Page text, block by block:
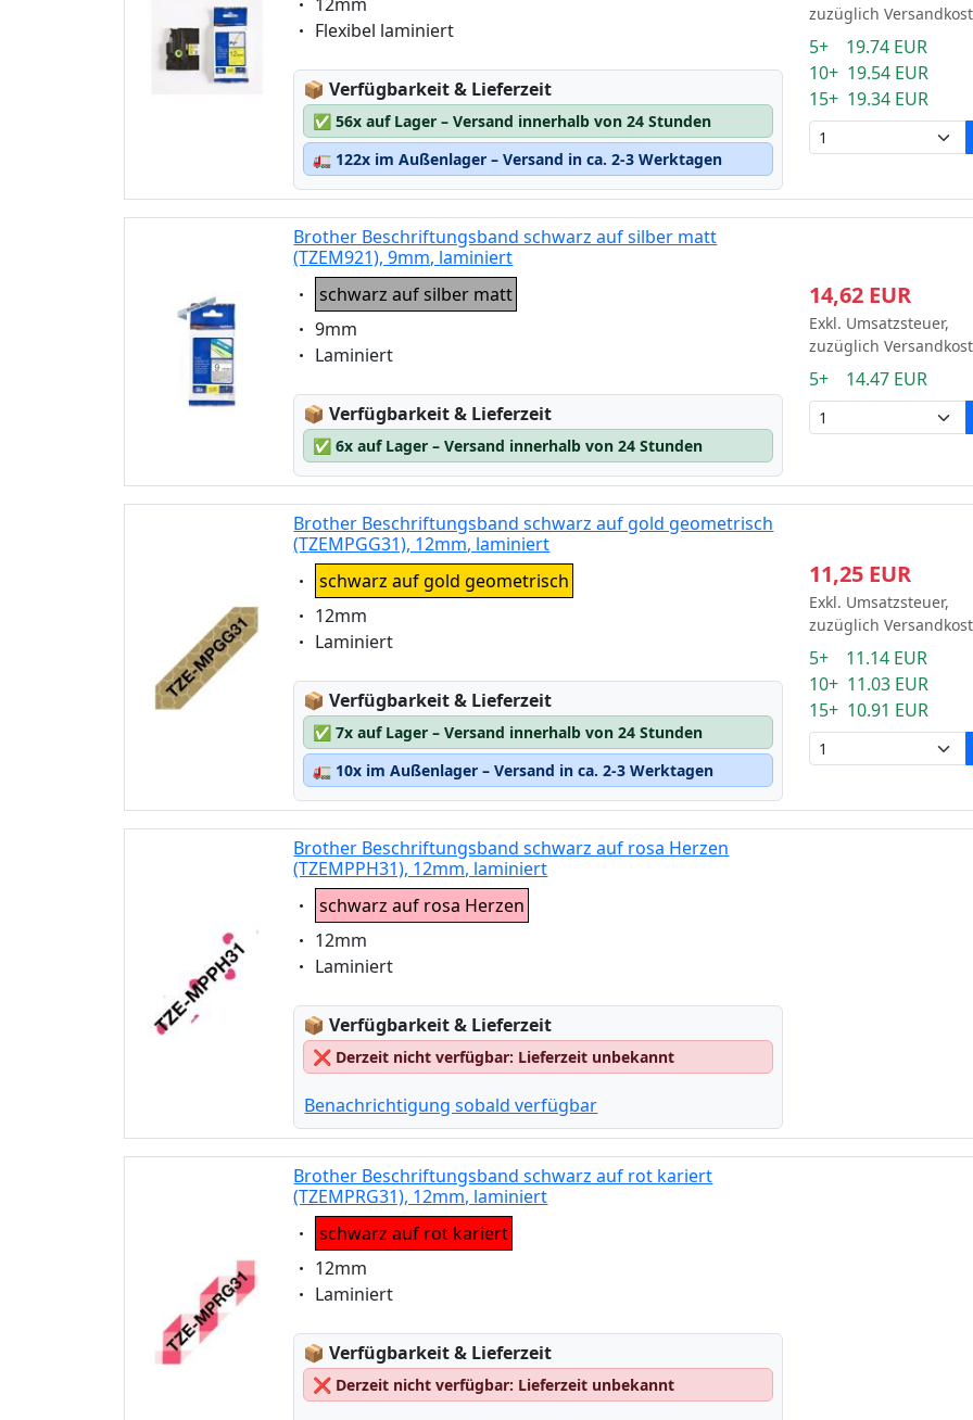
Eigenschaft:
Flexibel laminiert
📦Lagerstatus:
Verfügbarkeit & Lieferzeit
✅ 56x auf Lager – Versand innerhalb von 24 Stunden
🚛 122x im Außenlager – Versand in ca. 2-3 Werktagen
zuzüglich
5+ 19.74 EUR
10+ 19.54 EUR
15+ 19.34 EUR
Brother Beschriftungsband schwarz auf silber matt
(TZEM921), 9mm, laminiert
Eigenschaft:
schwarz auf silber matt
Eigenschaft:
9mm
Eigenschaft:
Laminiert
📦Lagerstatus:
Verfügbarkeit & Lieferzeit
✅ 6x auf Lager – Versand innerhalb von 24 Stunden
14,62 EUR
Exkl. Umsatzsteuer,
zuzüglich
5+ 14.47 EUR
Brother Beschriftungsband schwarz auf gold geometrisch
(TZEMPGG31), 12mm, laminiert
Eigenschaft:
schwarz auf gold geometrisch
Eigenschaft:
12mm
Eigenschaft:
Laminiert
📦Lagerstatus:
Verfügbarkeit & Lieferzeit
✅ 7x auf Lager – Versand innerhalb von 24 Stunden
🚛 10x im Außenlager – Versand in ca. 2-3 Werktagen
11,25 EUR
Exkl. Umsatzsteuer,
zuzüglich
5+ 11.14 EUR
10+ 11.03 EUR
15+ 10.91 EUR
Brother Beschriftungsband schwarz auf rosa Herzen
(TZEMPPH31), 12mm, laminiert
Eigenschaft:
schwarz auf rosa Herzen
Eigenschaft:
12mm
Eigenschaft:
Laminiert
📦Lagerstatus:
Verfügbarkeit & Lieferzeit
❌ Derzeit nicht verfügbar: Lieferzeit unbekannt
Benachrichtigung sobald verfügbar
Brother Beschriftungsband schwarz auf rot kariert
(TZEMPRG31), 12mm, laminiert
Eigenschaft:
schwarz auf rot kariert
Eigenschaft:
12mm
Eigenschaft:
Laminiert
📦Lagerstatus:
Verfügbarkeit & Lieferzeit
❌ Derzeit nicht verfügbar: Lieferzeit unbekannt